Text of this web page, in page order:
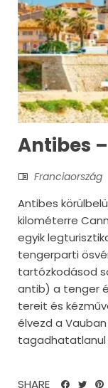
Antibes
Franciaország
Antibes
kilométerre
egyik
tengerparti
tartózkodásod
antib) a tenger
tereit és
élvezd a
tagadhatatlanul
SHARE